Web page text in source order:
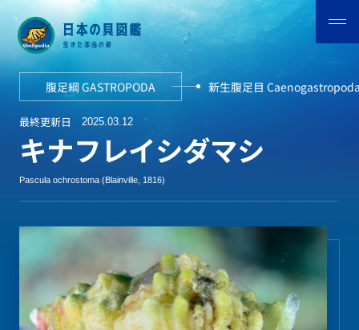
腹足綱 GASTROPODA 新生腹足目
最終更新日 2025.03.12
キナフレイシダマシ
Pascula ochrostoma (Blainville, 1816)